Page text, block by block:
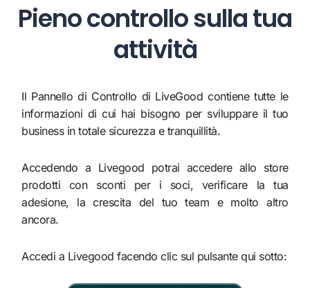
Pieno controllo sulla tua
attività
Il Pannello di Controllo di LiveGood contiene tutte le
informazioni di cui hai bisogno per sviluppare il tuo
business in totale sicurezza e tranquillità.
Accedendo a Livegood potrai accedere allo store
prodotti con sconti per i soci, verificare la tua
adesione, la crescita del tuo team e molto altro
ancora.
Accedi a Livegood facendo clic sul pulsante qui sotto: